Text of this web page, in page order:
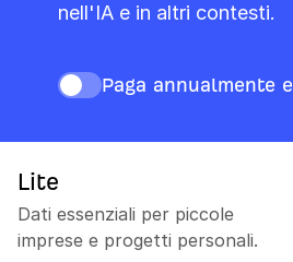
nell'IA e in altri contesti.
Paga annualmente e
Lite
Dati essenziali per piccole
imprese e progetti personali.